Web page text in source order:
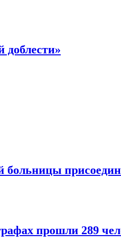
доблести»
больницы
прошли 289